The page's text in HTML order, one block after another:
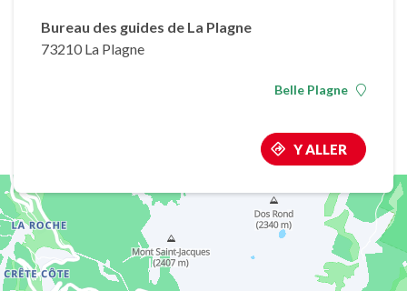
Bureau des guides de La Plagne
73210 La Plagne
Belle Plagne
Y ALLER